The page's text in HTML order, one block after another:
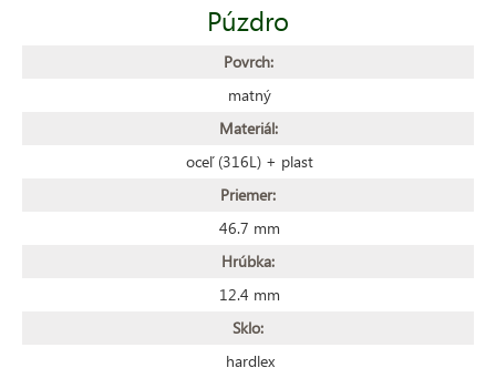
Púzdro
Povrch:
matný
Materiál:
oceľ (316L) + plast
Priemer:
46.7 mm
Hrúbka:
12.4 mm
Sklo:
hardlex